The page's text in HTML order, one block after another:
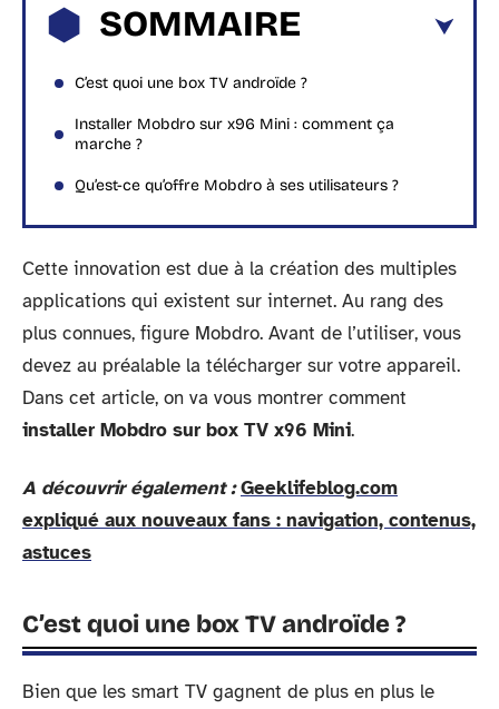
SOMMAIRE
C’est quoi une box TV androïde ?
Installer Mobdro sur x96 Mini : comment ça
marche ?
Qu’est-ce qu’offre Mobdro à ses utilisateurs ?
Cette innovation est due à la création des multiples
applications qui existent sur internet. Au rang des
plus connues, figure Mobdro. Avant de l’utiliser, vous
devez au préalable la télécharger sur votre appareil.
Dans cet article, on va vous montrer comment
installer Mobdro sur box TV x96 Mini.
A découvrir également : Geeklifeblog.com
expliqué aux nouveaux fans : navigation, contenus,
astuces
C’est quoi une box TV androïde ?
Bien que les smart TV gagnent de plus en plus le